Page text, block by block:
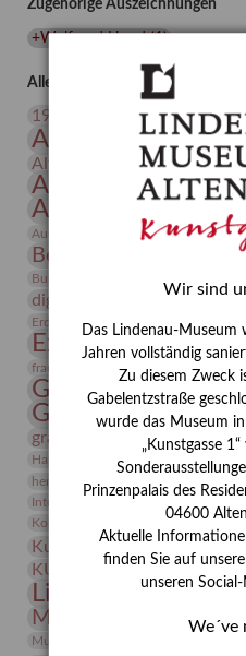
Zugehörige Auszeichnungen
+Wolf und Hund(1)
Alle Auszeichnungen (106)
19. Jahrhundert
20.
Altenburg
Altenburger Praxisjahr
Antike Architektur
Ausstellung
Ausstellung „Vier Winde“
Bauhaus
Bernhard August von
Burg Posterstein
digitallabor Entartete Kunst
Erdmann Julius Dietrich
Expressionismus
frauen Frauen in der Antike
Gerhard-
Gerhard
grafische sammlung
Hanns-Conon von der Gabelentz
herman de vries Humboldt
Insekten
Integriertes Schädlingsmanagement
Kolosseum
Kooperationsausstellung
Kunstmuseum
KUNSTWAND
Lindenau-Museum
Museumsgeschichte
Museumspädagogik
Wir sind
Das Lindenau-Museum
Jahren vollständig
Zu diesem Zweck
Gabelentzstraße
wurde das Museum
„Kunstgasse
Prinzenpalais des
04600
Aktuelle
finden Sie auf
unseren
We´ve